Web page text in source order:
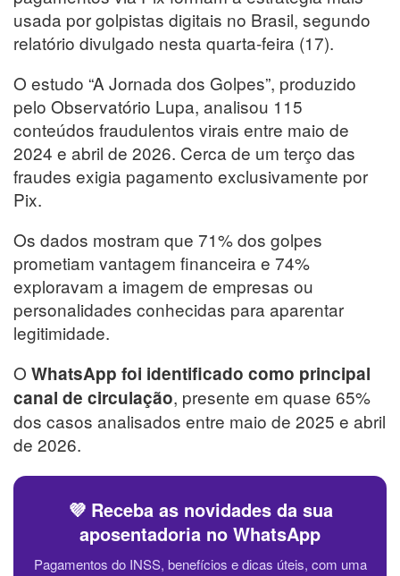
usada por golpistas digitais no Brasil, segundo
relatório divulgado nesta quarta-feira (17).
O estudo “A Jornada dos Golpes”, produzido
pelo Observatório Lupa, analisou 115
conteúdos fraudulentos virais entre maio de
2024 e abril de 2026. Cerca de um terço das
fraudes exigia pagamento exclusivamente por
Pix.
Os dados mostram que 71% dos golpes
prometiam vantagem financeira e 74%
exploravam a imagem de empresas ou
personalidades conhecidas para aparentar
legitimidade.
O WhatsApp foi identificado como principal
canal de circulação, presente em quase 65%
dos casos analisados entre maio de 2025 e abril
de 2026.
💜 Receba as novidades da sua
aposentadoria no WhatsApp
Pagamentos do INSS, benefícios e dicas úteis, com uma